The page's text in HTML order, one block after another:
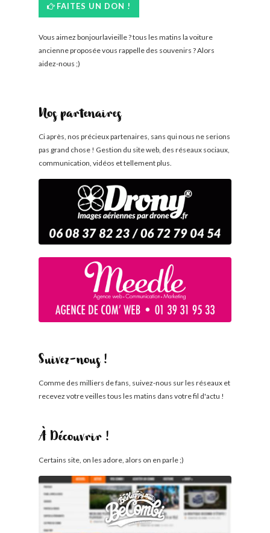
FAITES UN DON !
Vous aimez bonjourlavieille ? tous les matins la voiture
ancienne proposée vous rappelle des souvenirs ? Alors
aidez-nous ;)
Nos partenaires
Ci après, nos précieux partenaires, sans qui nous ne serions
pas grand chose ! Gestion du site web, des réseaux sociaux,
communication, vidéos et tellement plus.
Suivez-nous !
Comme des milliers de fans, suivez-nous sur les réseaux et
recevez votre veilles tous les matins dans votre fil d'actu !
À Découvrir !
Certains site, on les adore, alors on en parle ;)